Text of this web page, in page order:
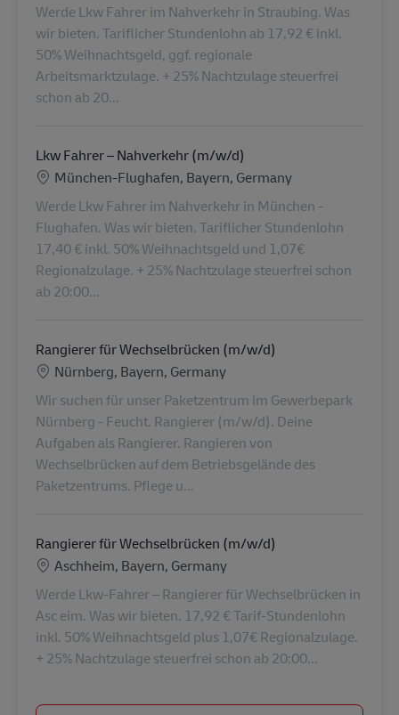
Werde Lkw Fahrer im Nahverkehr in Straubing. Was
wir bieten. Tariflicher Stundenlohn ab 17,92 € inkl.
50% Weihnachtsgeld, ggf. regionale
Arbeitsmarktzulage. + 25% Nachtzulage steuerfrei
schon ab 20...
Lkw Fahrer – Nahverkehr (m/w/d)
Location
München-Flughafen, Bayern, Germany
Werde Lkw Fahrer im Nahverkehr in München -
Flughafen. Was wir bieten. Tariflicher Stundenlohn
17,40 € inkl. 50% Weihnachtsgeld und 1,07€
Regionalzulage. + 25% Nachtzulage steuerfrei schon
ab 20:00...
Rangierer für Wechselbrücken (m/w/d)
Location
Nürnberg, Bayern, Germany
Wir suchen für unser Paketzentrum im Gewerbepark
Nürnberg - Feucht. Rangierer (m/w/d). Deine
Aufgaben als Rangierer. Rangieren von
Wechselbrücken auf dem Betriebsgelände des
Paketzentrums. Pflege u...
Rangierer für Wechselbrücken (m/w/d)
Location
Aschheim, Bayern, Germany
Werde Lkw-Fahrer – Rangierer für Wechselbrücken in
Asc eim. Was wir bieten. 17,92 € Tarif-Stundenlohn
inkl. 50% Weihnachtsgeld plus 1,07€ Regionalzulage.
+ 25% Nachtzulage steuerfrei schon ab 20:00...